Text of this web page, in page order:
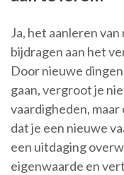
Ja, het aanleren
bijdragen aan het
Door nieuwe
gaan, vergroot je
vaardigheden,
dat je een nieuwe
een uitdaging
eigenwaarde en